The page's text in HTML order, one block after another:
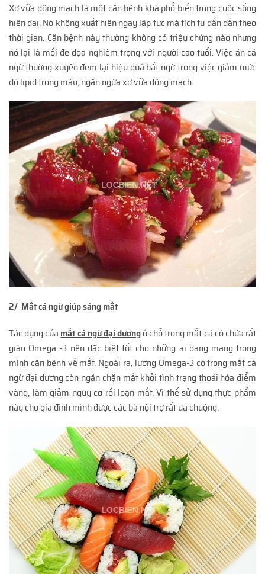
Xơ vữa động mạch là một căn bệnh khá phổ biến trong cuộc sống
hiện đại. Nó không xuất hiện ngay lập tức mà tích tụ dần dần theo
thời gian. Căn bệnh này thường không có triệu chứng nào nhưng
nó lại là mối đe dọa nghiêm trọng với người cao tuổi. Việc ăn cá
ngừ thường xuyên đem lại hiệu quả bất ngờ trong việc giảm mức
độ lipid trong máu, ngăn ngừa xơ vữa động mạch.
2/ Mắt cá ngừ giúp sáng mắt
Tác dụng của mắt cá ngừ đại dươngở chỗ trong mắt cá có chứa rất
giàu Omega -3 nên đặc biệt tốt cho những ai đang mang trong
mình căn bệnh về mắt. Ngoài ra, lượng Omega-3 có trong mắt cá
ngừ đại dương còn ngăn chặn mắt khỏi tình trạng thoái hóa điểm
vàng, làm giảm nguy cơ rối loạn mắt. Vì thế sử dụng thực phẩm
này cho gia đình mình được các bà nội trợ rất ưa chuộng.